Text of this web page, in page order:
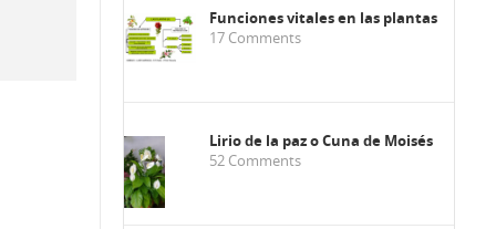
Funciones vitales en las plantas
17 Comments
Lirio de la paz o Cuna de Moisés
52 Comments